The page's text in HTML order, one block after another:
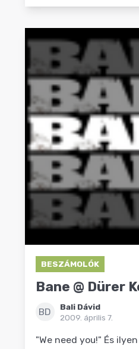
BESZÁMOLÓK
Bane @ Dürer
BD
Bali Dávid
2009. április 7.
"We need you!" És